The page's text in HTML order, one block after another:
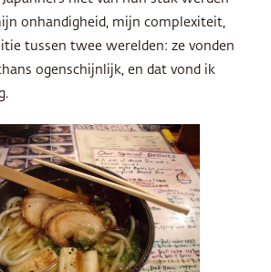
onhandigheid, mijn complexiteit,
tussen twee werelden: ze vonden
ogenschijnlijk, en dat vond ik